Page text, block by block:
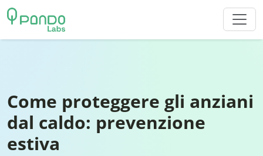
Vai al contenuto
Come proteggere gli anziani
dal caldo: prevenzione
estiva